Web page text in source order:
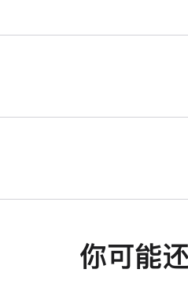
你可能